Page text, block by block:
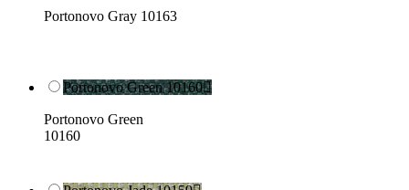
Portonovo Gray 10163
Portonovo Green 10160
Portonovo Green
10160